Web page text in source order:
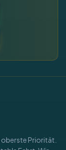
oberste Priorität.